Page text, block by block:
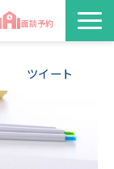
面談予約
ツイート